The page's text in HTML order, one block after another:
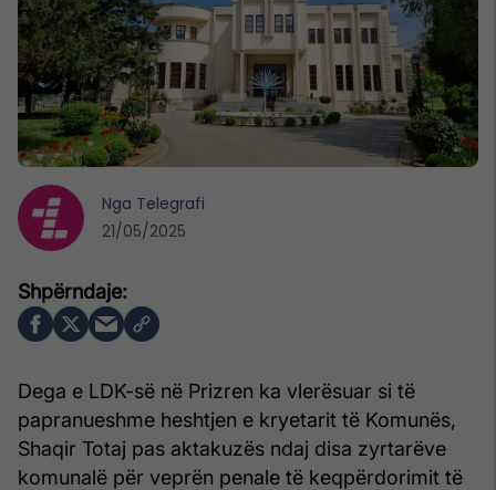
Dega e LDK-së në Prizren ka vlerësuar si të
papranueshme heshtjen e kryetarit të Komunës,
Shaqir Totaj pas aktakuzës ndaj disa zyrtarëve
komunalë për veprën penale të keqpërdorimit të
Nga Telegrafi
21/05/2025